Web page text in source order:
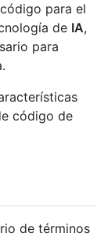
para el
de IA,
para
código de
de términos